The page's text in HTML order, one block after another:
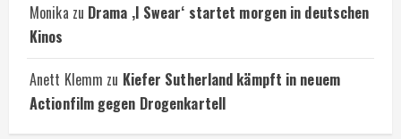
Monika zu Drama ‚I Swear‘ startet morgen in deutschen
Kinos
Anett Klemm zu Kiefer Sutherland kämpft in neuem
Actionfilm gegen Drogenkartell